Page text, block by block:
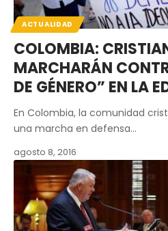
ACTUALIDAD
COLOMBIA:
MARCHARÁN
DE GÉNERO” EN LA
En Colombia, la comunidad
una marcha en defensa…
agosto 8, 2016